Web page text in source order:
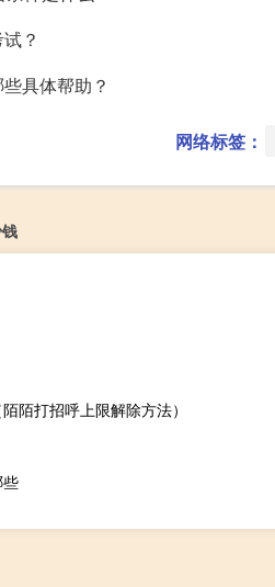
？
具体帮助？
网络标签：
陌打招呼上限解除方法）